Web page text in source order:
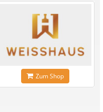
Zum Shop